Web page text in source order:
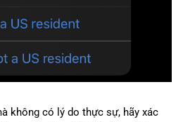
không có lý do thực sự, hãy xác